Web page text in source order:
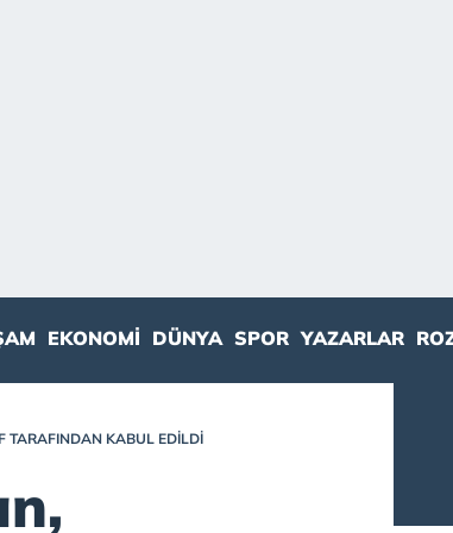
EKONOMI DÜNYA SPOR YAZARLAR
TARAFINDAN KABUL EDILDI